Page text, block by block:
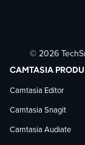
© 2026
CAMTASIA
Camtasia Editor
Camtasia Snagit
Camtasia Audiate